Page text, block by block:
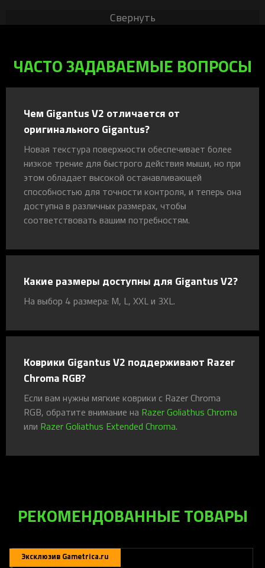
Свернуть
ЧАСТО ЗАДАВАЕМЫЕ ВОПРОСЫ
Чем Gigantus V2 отличается от
оригинального Gigantus?
Новая текстура поверхности обеспечивает более
низкое трение для быстрого действия мыши, но при
этом обладает высокой останавливающей
способностью для точности контроля, и теперь она
доступна в различных размерах, чтобы
соответствовать вашим потребностям.
Какие размеры доступны для Gigantus V2?
На выбор 4 размера: M, L, XXL и 3XL.
Коврики Gigantus V2 поддерживают Razer
Chroma RGB?
Если вам нужны мягкие коврики с Razer Chroma
RGB, обратите внимание на Razer Goliathus Chroma
или Razer Goliathus Extended Chroma.
РЕКОМЕНДОВАННЫЕ ТОВАРЫ
Эксклюзив Gametrica.ru